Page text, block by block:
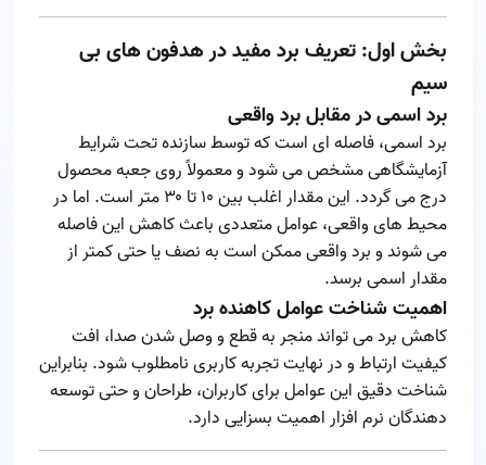
بخش اول: تعریف برد مفید در هدفون‌ های بی‌
سیم
برد اسمی در مقابل برد واقعی
برد اسمی، فاصله‌ ای است که توسط سازنده تحت شرایط
آزمایشگاهی مشخص می‌ شود و معمولاً روی جعبه محصول
درج می‌ گردد. این مقدار اغلب بین ۱۰ تا ۳۰ متر است. اما در
محیط‌ های واقعی، عوامل متعددی باعث کاهش این فاصله
می‌ شوند و برد واقعی ممکن است به نصف یا حتی کمتر از
مقدار اسمی برسد.
اهمیت شناخت عوامل کاهنده برد
کاهش برد می‌ تواند منجر به قطع‌ و وصل شدن صدا، افت
کیفیت ارتباط و در نهایت تجربه کاربری نامطلوب شود. بنابراین
شناخت دقیق این عوامل برای کاربران، طراحان و حتی توسعه‌
دهندگان نرم‌ افزار اهمیت بسزایی دارد.